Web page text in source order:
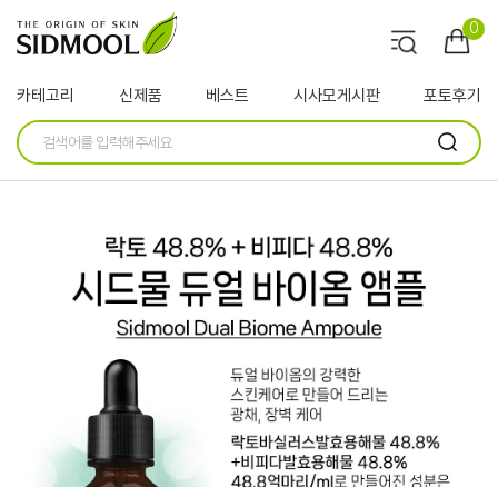
0
카테고리 신제품 베스트 시사모게시판 포토후기